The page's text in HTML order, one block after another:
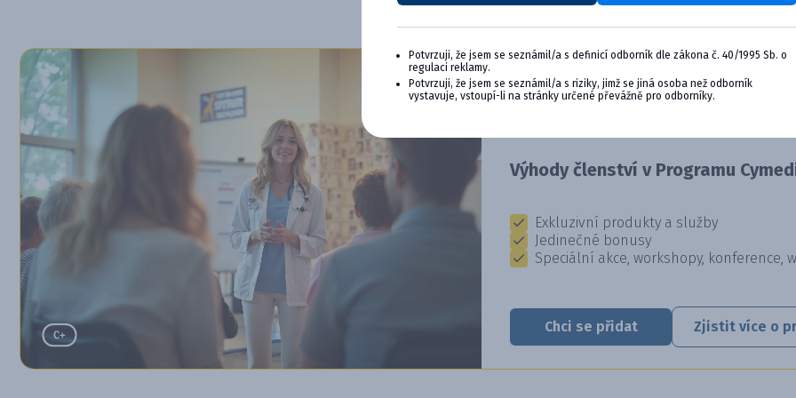
CYMEDICA PLUS: VĚRNOST,
Staňte se členem věrnostního programu
Výhody členství v Programu
Exkluzivní produkty a služby
Jedinečné bonusy
Speciální akce, workshopy, konference,
Chci se přidat Zjistit více o
Potvrzuji, že jsem se seznámil/a s definicí odborník dle zákona č. 40/1995 Sb. o
regulaci reklamy.
Potvrzuji, že jsem se seznámil/a s riziky, jimž se jiná osoba než odborník
vystavuje, vstoupí-li na stránky určené převážně pro odborníky.